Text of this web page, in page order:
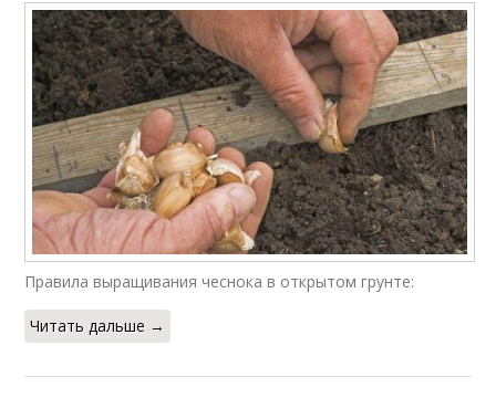
Правила выращивания чеснока в открытом грунте:
Читать дальше →